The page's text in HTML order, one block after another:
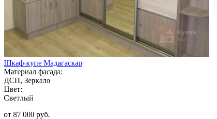
Шкаф-купе Мадагаскар
Материал фасада:
ДСП, Зеркало
Цвет:
Светлый
от 87 000 руб.